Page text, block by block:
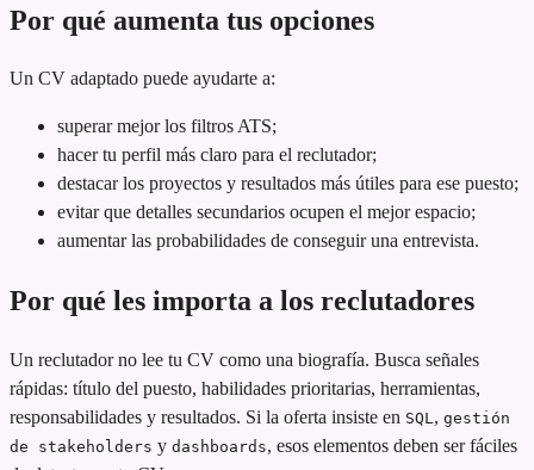
Por qué aumenta tus opciones
Un CV adaptado puede ayudarte a:
superar mejor los filtros ATS;
hacer tu perfil más claro para el reclutador;
destacar los proyectos y resultados más útiles para ese puesto;
evitar que detalles secundarios ocupen el mejor espacio;
aumentar las probabilidades de conseguir una entrevista.
Por qué les importa a los reclutadores
Un reclutador no lee tu CV como una biografía. Busca señales
rápidas: título del puesto, habilidades prioritarias, herramientas,
responsabilidades y resultados. Si la oferta insiste en SQL, gestión
de stakeholders y dashboards, esos elementos deben ser fáciles